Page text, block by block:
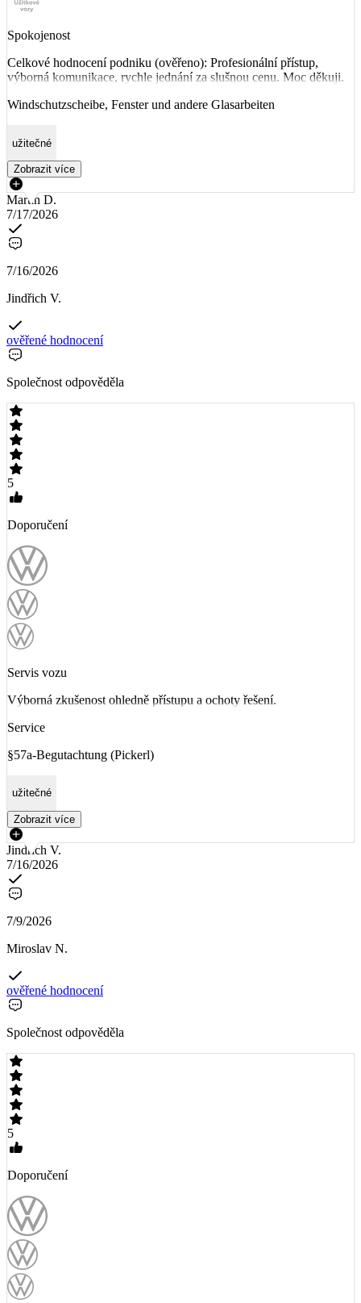
Spokojenost
Celkové hodnocení podniku (ověřeno): Profesionální přístup,
výborná komunikace, rychle jednání za slušnou cenu. Moc děkuji.
Windschutzscheibe, Fenster und andere Glasarbeiten
užitečné
Zobrazit více
Martin D.
7/17/2026
7/16/2026
Jindřich V.
ověřené hodnocení
Společnost odpověděla
5
Doporučení
Servis vozu
Výborná zkušenost ohledně přístupu a ochoty řešení.
Service
§57a-Begutachtung (Pickerl)
užitečné
Zobrazit více
Jindřich V.
7/16/2026
7/9/2026
Miroslav N.
ověřené hodnocení
Společnost odpověděla
5
Doporučení